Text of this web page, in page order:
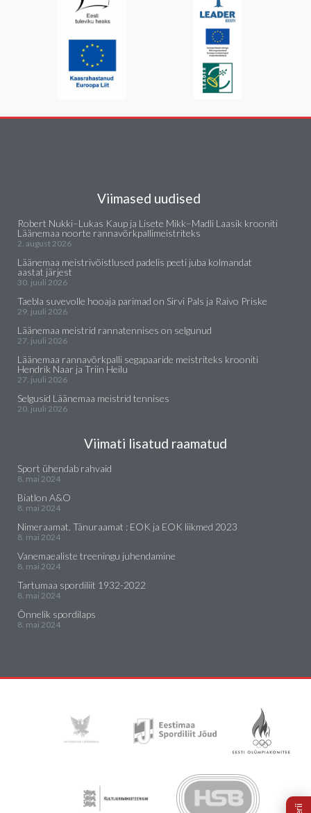
Viimased uudised
Robert Nukki–Lukas Kaup ja Lisete Mikk–Madli Laasik krooniti
Läänemaa noorte rannavõrkpallimeistriteks
2. august 2026
Läänemaa meistrivõistlused padelis peeti juba kolmandat
aastat järjest
30. juuli 2026
Taebla suvevolle hooaja parimad on Sirvi Pals ja Raivo Priske
29. juuli 2026
Läänemaa meistrid rannatennises on selgunud
27. juuli 2026
Läänemaa rannavõrkpalli segapaaride meistriteks krooniti
Hendrik Naar ja Triin Heilu
27. juuli 2026
Selgusid Läänemaa meistrid tennises
20. juuli 2026
Viimati lisatud raamatud
Sport ühendab rahvaid
8. mai 2024
Biatlon A&O
8. mai 2024
Nimeraamat. Tänuraamat : EOK ja EOK liikmed 2023
8. mai 2024
Vanemaealiste treeningu juhendamine
8. mai 2024
Tartumaa spordiliit 1932-2022
8. mai 2024
Õnnelik spordilaps
8. mai 2024